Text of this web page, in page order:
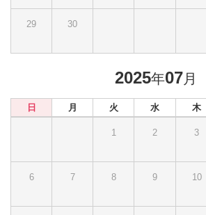
29 30
2025年07月
日 月 火 水 木
1 2 3
6 7 8 9 10